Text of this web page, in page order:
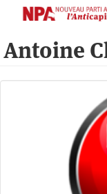
principal
Antoine